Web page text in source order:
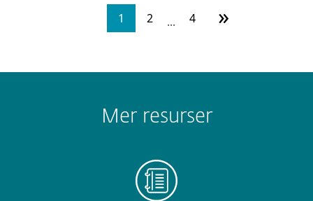
1 2 ... 4 »
Mer resurser